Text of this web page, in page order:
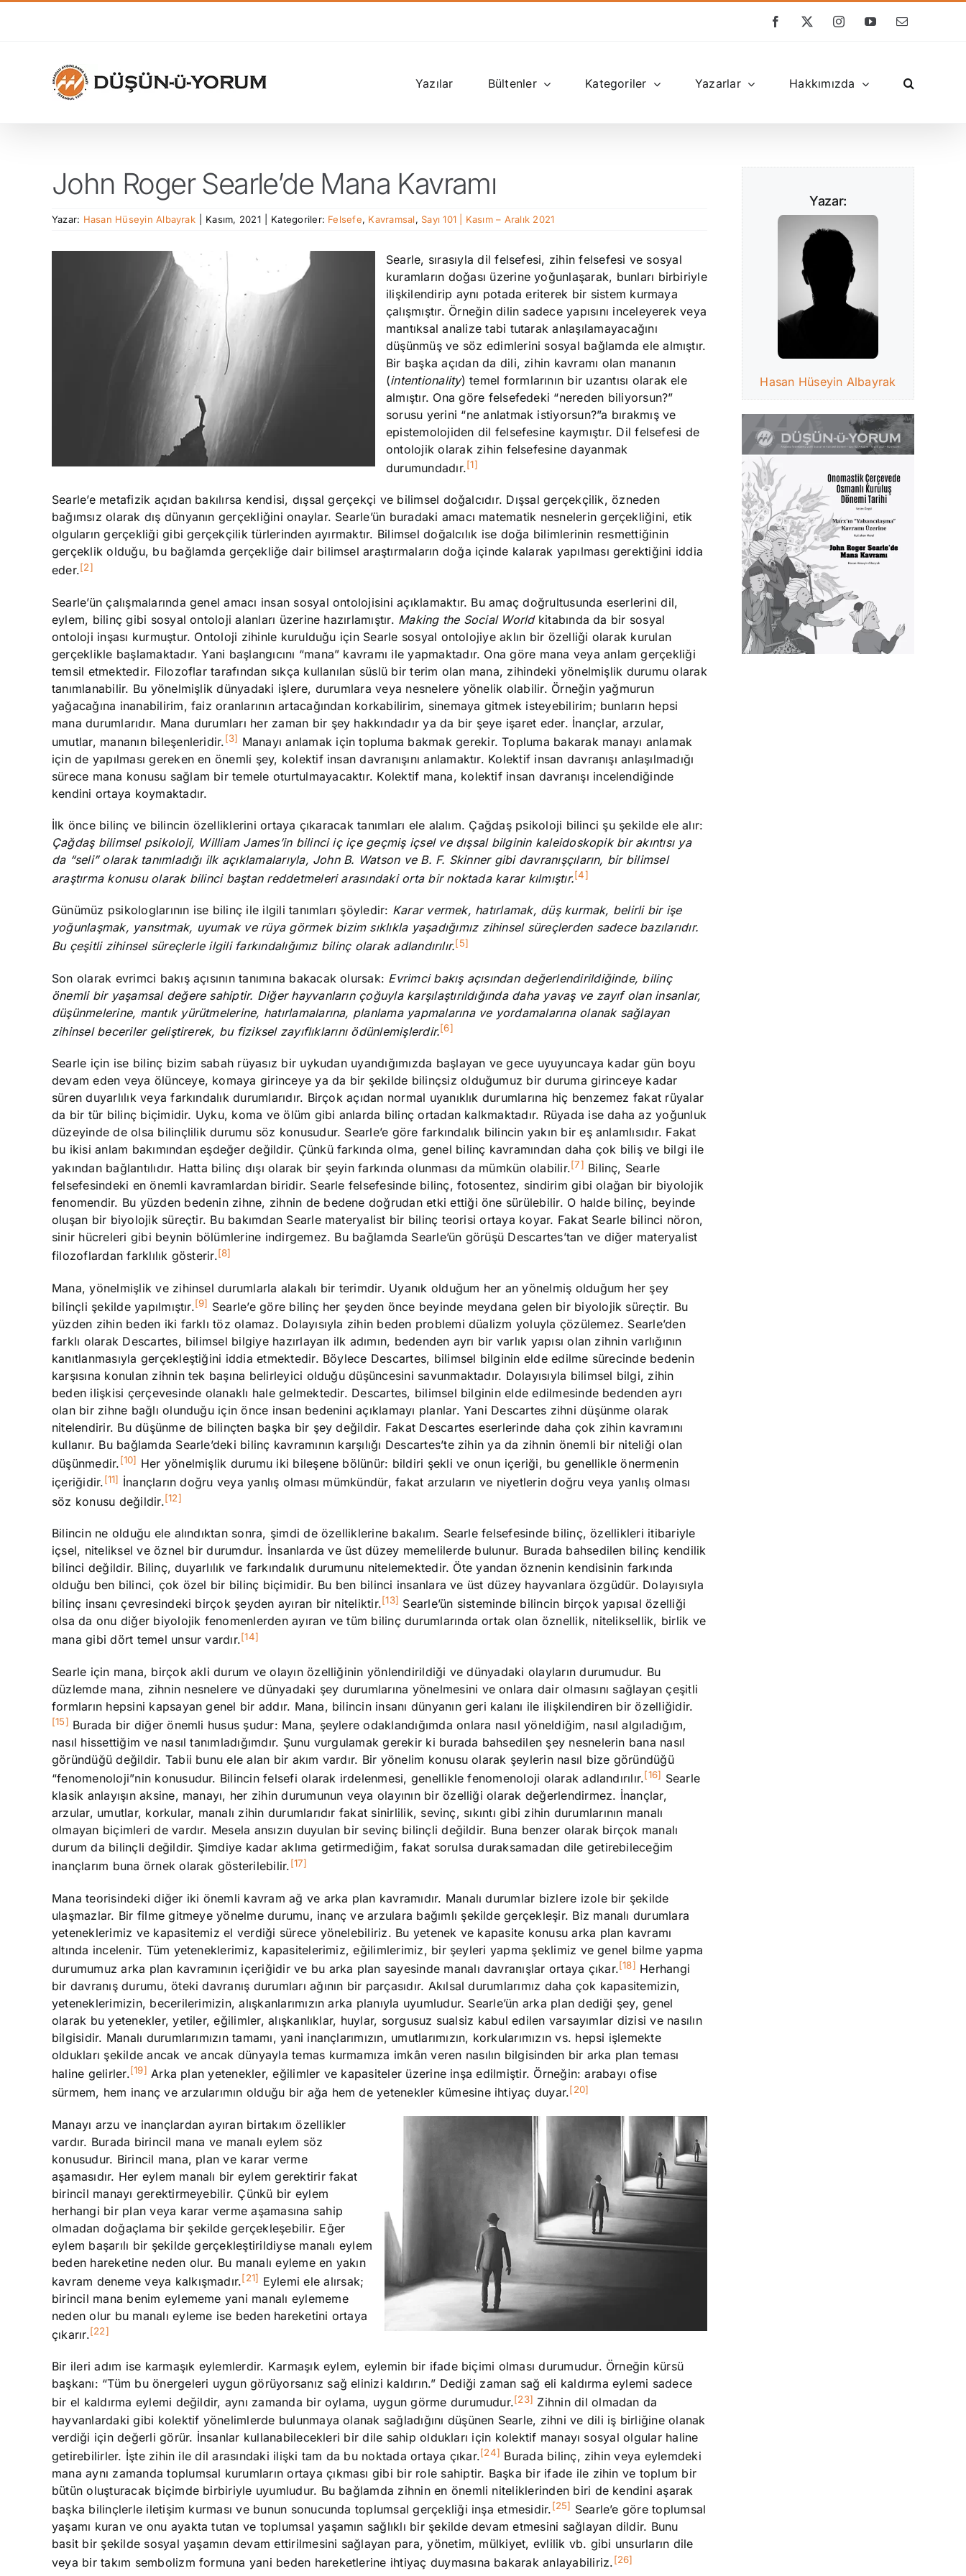
Facebook
X InstagramYouTube
E-
Yazılar Bültenler Kategoriler Yazarlar Hakkımızda
John Roger Searle’de Mana Kavramı
Yazar: Hasan Hüseyin Albayrak Kasım, 2021 Kategoriler: Felsefe, Kavramsal, Sayı 101 | Kasım – Aralık 2021
Searle, sırasıyla dil felsefesi, zihin felsefesi ve sosyal
kuramların doğası üzerine yoğunlaşarak, bunları birbiriyle
ilişkilendirip aynı potada eriterek bir sistem kurmaya
çalışmıştır. Örneğin dilin sadece yapısını inceleyerek veya
mantıksal analize tabi tutarak anlaşılamayacağını
düşünmüş ve söz edimlerini sosyal bağlamda ele almıştır.
Bir başka açıdan da dili, zihin kavramı olan mananın
(intentionality) temel formlarının bir uzantısı olarak ele
almıştır. Ona göre felsefedeki “nereden biliyorsun?”
sorusu yerini “ne anlatmak istiyorsun?”a bırakmış ve
epistemolojiden dil felsefesine kaymıştır. Dil felsefesi de
ontolojik olarak zihin felsefesine dayanmak
durumundadır.[1]
Searle’e metafizik açıdan bakılırsa kendisi, dışsal gerçekçi ve bilimsel doğalcıdır. Dışsal gerçekçilik, özneden
bağımsız olarak dış dünyanın gerçekliğini onaylar. Searle’ün buradaki amacı matematik nesnelerin gerçekliğini, etik
olguların gerçekliği gibi gerçekçilik türlerinden ayırmaktır. Bilimsel doğalcılık ise doğa bilimlerinin resmettiğinin
gerçeklik olduğu, bu bağlamda gerçekliğe dair bilimsel araştırmaların doğa içinde kalarak yapılması gerektiğini iddia
eder.[2]
Searle’ün çalışmalarında genel amacı insan sosyal ontolojisini açıklamaktır. Bu amaç doğrultusunda eserlerini dil,
eylem, bilinç gibi sosyal ontoloji alanları üzerine hazırlamıştır. Making the Social World kitabında da bir sosyal
ontoloji inşası kurmuştur. Ontoloji zihinle kurulduğu için Searle sosyal ontolojiye aklın bir özelliği olarak kurulan
gerçeklikle başlamaktadır. Yani başlangıcını “mana” kavramı ile yapmaktadır. Ona göre mana veya anlam gerçekliği
temsil etmektedir. Filozoflar tarafından sıkça kullanılan süslü bir terim olan mana, zihindeki yönelmişlik durumu olarak
tanımlanabilir. Bu yönelmişlik dünyadaki işlere, durumlara veya nesnelere yönelik olabilir. Örneğin yağmurun
yağacağına inanabilirim, faiz oranlarının artacağından korkabilirim, sinemaya gitmek isteyebilirim; bunların hepsi
mana durumlarıdır. Mana durumları her zaman bir şey hakkındadır ya da bir şeye işaret eder. İnançlar, arzular,
umutlar, mananın bileşenleridir.[3] Manayı anlamak için topluma bakmak gerekir. Topluma bakarak manayı anlamak
için de yapılması gereken en önemli şey, kolektif insan davranışını anlamaktır. Kolektif insan davranışı anlaşılmadığı
sürece mana konusu sağlam bir temele oturtulmayacaktır. Kolektif mana, kolektif insan davranışı incelendiğinde
kendini ortaya koymaktadır.
İlk önce bilinç ve bilincin özelliklerini ortaya çıkaracak tanımları ele alalım. Çağdaş psikoloji bilinci şu şekilde ele alır:
Çağdaş bilimsel psikoloji, William James’in bilinci iç içe geçmiş içsel ve dışsal bilginin kaleidoskopik bir akıntısı ya
da “seli” olarak tanımladığı ilk açıklamalarıyla, John B. Watson ve B. F. Skinner gibi davranışçıların, bir bilimsel
araştırma konusu olarak bilinci baştan reddetmeleri arasındaki orta bir noktada karar kılmıştır.[4]
Günümüz psikologlarının ise bilinç ile ilgili tanımları şöyledir: Karar vermek, hatırlamak, düş kurmak, belirli bir işe
yoğunlaşmak, yansıtmak, uyumak ve rüya görmek bizim sıklıkla yaşadığımız zihinsel süreçlerden sadece bazılarıdır.
Bu çeşitli zihinsel süreçlerle ilgili farkındalığımız bilinç olarak adlandırılır.[5]
Son olarak evrimci bakış açısının tanımına bakacak olursak: Evrimci bakış açısından değerlendirildiğinde, bilinç
önemli bir yaşamsal değere sahiptir. Diğer hayvanların çoğuyla karşılaştırıldığında daha yavaş ve zayıf olan insanlar,
düşünmelerine, mantık yürütmelerine, hatırlamalarına, planlama yapmalarına ve yordamalarına olanak sağlayan
zihinsel beceriler geliştirerek, bu fiziksel zayıflıklarını ödünlemişlerdir.[6]
Searle için ise bilinç bizim sabah rüyasız bir uykudan uyandığımızda başlayan ve gece uyuyuncaya kadar gün boyu
devam eden veya ölünceye, komaya girinceye ya da bir şekilde bilinçsiz olduğumuz bir duruma girinceye kadar
süren duyarlılık veya farkındalık durumlarıdır. Birçok açıdan normal uyanıklık durumlarına hiç benzemez fakat rüyalar
da bir tür bilinç biçimidir. Uyku, koma ve ölüm gibi anlarda bilinç ortadan kalkmaktadır. Rüyada ise daha az yoğunluk
düzeyinde de olsa bilinçlilik durumu söz konusudur. Searle’e göre farkındalık bilincin yakın bir eş anlamlısıdır. Fakat
bu ikisi anlam bakımından eşdeğer değildir. Çünkü farkında olma, genel bilinç kavramından daha çok biliş ve bilgi ile
yakından bağlantılıdır. Hatta bilinç dışı olarak bir şeyin farkında olunması da mümkün olabilir.[7] Bilinç, Searle
felsefesindeki en önemli kavramlardan biridir. Searle felsefesinde bilinç, fotosentez, sindirim gibi olağan bir biyolojik
fenomendir. Bu yüzden bedenin zihne, zihnin de bedene doğrudan etki ettiği öne sürülebilir. O halde bilinç, beyinde
oluşan bir biyolojik süreçtir. Bu bakımdan Searle materyalist bir bilinç teorisi ortaya koyar. Fakat Searle bilinci nöron,
sinir hücreleri gibi beynin bölümlerine indirgemez. Bu bağlamda Searle’ün görüşü Descartes’tan ve diğer materyalist
filozoflardan farklılık gösterir.[8]
Mana, yönelmişlik ve zihinsel durumlarla alakalı bir terimdir. Uyanık olduğum her an yönelmiş olduğum her şey
bilinçli şekilde yapılmıştır.[9] Searle’e göre bilinç her şeyden önce beyinde meydana gelen bir biyolojik süreçtir. Bu
yüzden zihin beden iki farklı töz olamaz. Dolayısıyla zihin beden problemi düalizm yoluyla çözülemez. Searle’den
farklı olarak Descartes, bilimsel bilgiye hazırlayan ilk adımın, bedenden ayrı bir varlık yapısı olan zihnin varlığının
kanıtlanmasıyla gerçekleştiğini iddia etmektedir. Böylece Descartes, bilimsel bilginin elde edilme sürecinde bedenin
karşısına konulan zihnin tek başına belirleyici olduğu düşüncesini savunmaktadır. Dolayısıyla bilimsel bilgi, zihin
beden ilişkisi çerçevesinde olanaklı hale gelmektedir. Descartes, bilimsel bilginin elde edilmesinde bedenden ayrı
olan bir zihne bağlı olunduğu için önce insan bedenini açıklamayı planlar. Yani Descartes zihni düşünme olarak
nitelendirir. Bu düşünme de bilinçten başka bir şey değildir. Fakat Descartes eserlerinde daha çok zihin kavramını
kullanır. Bu bağlamda Searle’deki bilinç kavramının karşılığı Descartes’te zihin ya da zihnin önemli bir niteliği olan
düşünmedir.[10] Her yönelmişlik durumu iki bileşene bölünür: bildiri şekli ve onun içeriği, bu genellikle önermenin
içeriğidir.[11] İnançların doğru veya yanlış olması mümkündür, fakat arzuların ve niyetlerin doğru veya yanlış olması
söz konusu değildir.[12]
Bilincin ne olduğu ele alındıktan sonra, şimdi de özelliklerine bakalım. Searle felsefesinde bilinç, özellikleri itibariyle
içsel, niteliksel ve öznel bir durumdur. İnsanlarda ve üst düzey memelilerde bulunur. Burada bahsedilen bilinç kendilik
bilinci değildir. Bilinç, duyarlılık ve farkındalık durumunu nitelemektedir. Öte yandan öznenin kendisinin farkında
olduğu ben bilinci, çok özel bir bilinç biçimidir. Bu ben bilinci insanlara ve üst düzey hayvanlara özgüdür. Dolayısıyla
bilinç insanı çevresindeki birçok şeyden ayıran bir niteliktir.[13] Searle’ün sisteminde bilincin birçok yapısal özelliği
olsa da onu diğer biyolojik fenomenlerden ayıran ve tüm bilinç durumlarında ortak olan öznellik, niteliksellik, birlik ve
mana gibi dört temel unsur vardır.[14]
Searle için mana, birçok akli durum ve olayın özelliğinin yönlendirildiği ve dünyadaki olayların durumudur. Bu
düzlemde mana, zihnin nesnelere ve dünyadaki şey durumlarına yönelmesini ve onlara dair olmasını sağlayan çeşitli
formların hepsini kapsayan genel bir addır. Mana, bilincin insanı dünyanın geri kalanı ile ilişkilendiren bir özelliğidir.
[15] Burada bir diğer önemli husus şudur: Mana, şeylere odaklandığımda onlara nasıl yöneldiğim, nasıl algıladığım,
nasıl hissettiğim ve nasıl tanımladığımdır. Şunu vurgulamak gerekir ki burada bahsedilen şey nesnelerin bana nasıl
göründüğü değildir. Tabii bunu ele alan bir akım vardır. Bir yönelim konusu olarak şeylerin nasıl bize göründüğü
“fenomenoloji”nin konusudur. Bilincin felsefi olarak irdelenmesi, genellikle fenomenoloji olarak adlandırılır.[16] Searle
klasik anlayışın aksine, manayı, her zihin durumunun veya olayının bir özelliği olarak değerlendirmez. İnançlar,
arzular, umutlar, korkular, manalı zihin durumlarıdır fakat sinirlilik, sevinç, sıkıntı gibi zihin durumlarının manalı
olmayan biçimleri de vardır. Mesela ansızın duyulan bir sevinç bilinçli değildir. Buna benzer olarak birçok manalı
durum da bilinçli değildir. Şimdiye kadar aklıma getirmediğim, fakat sorulsa duraksamadan dile getirebileceğim
inançlarım buna örnek olarak gösterilebilir.[17]
Mana teorisindeki diğer iki önemli kavram ağ ve arka plan kavramıdır. Manalı durumlar bizlere izole bir şekilde
ulaşmazlar. Bir filme gitmeye yönelme durumu, inanç ve arzulara bağımlı şekilde gerçekleşir. Biz manalı durumlara
yeteneklerimiz ve kapasitemiz el verdiği sürece yönelebiliriz. Bu yetenek ve kapasite konusu arka plan kavramı
altında incelenir. Tüm yeteneklerimiz, kapasitelerimiz, eğilimlerimiz, bir şeyleri yapma şeklimiz ve genel bilme yapma
durumumuz arka plan kavramının içeriğidir ve bu arka plan sayesinde manalı davranışlar ortaya çıkar.[18] Herhangi
bir davranış durumu, öteki davranış durumları ağının bir parçasıdır. Akılsal durumlarımız daha çok kapasitemizin,
yeteneklerimizin, becerilerimizin, alışkanlarımızın arka planıyla uyumludur. Searle’ün arka plan dediği şey, genel
olarak bu yetenekler, yetiler, eğilimler, alışkanlıklar, huylar, sorgusuz sualsiz kabul edilen varsayımlar dizisi ve nasılın
bilgisidir. Manalı durumlarımızın tamamı, yani inançlarımızın, umutlarımızın, korkularımızın vs. hepsi işlemekte
oldukları şekilde ancak ve ancak dünyayla temas kurmamıza imkân veren nasılın bilgisinden bir arka plan teması
haline gelirler.[19] Arka plan yetenekler, eğilimler ve kapasiteler üzerine inşa edilmiştir. Örneğin: arabayı ofise
sürmem, hem inanç ve arzularımın olduğu bir ağa hem de yetenekler kümesine ihtiyaç duyar.[20]
Manayı arzu ve inançlardan ayıran birtakım özellikler
vardır. Burada birincil mana ve manalı eylem söz
konusudur. Birincil mana, plan ve karar verme
aşamasıdır. Her eylem manalı bir eylem gerektirir fakat
birincil manayı gerektirmeyebilir. Çünkü bir eylem
herhangi bir plan veya karar verme aşamasına sahip
olmadan doğaçlama bir şekilde gerçekleşebilir. Eğer
eylem başarılı bir şekilde gerçekleştirildiyse manalı eylem
beden hareketine neden olur. Bu manalı eyleme en yakın
kavram deneme veya kalkışmadır.[21] Eylemi ele alırsak;
birincil mana benim eylememe yani manalı eylememe
neden olur bu manalı eyleme ise beden hareketini ortaya
çıkarır.[22]
Bir ileri adım ise karmaşık eylemlerdir. Karmaşık eylem, eylemin bir ifade biçimi olması durumudur. Örneğin kürsü
başkanı: “Tüm bu önergeleri uygun görüyorsanız sağ elinizi kaldırın.” Dediği zaman sağ eli kaldırma eylemi sadece
bir el kaldırma eylemi değildir, aynı zamanda bir oylama, uygun görme durumudur.[23] Zihnin dil olmadan da
hayvanlardaki gibi kolektif yönelimlerde bulunmaya olanak sağladığını düşünen Searle, zihni ve dili iş birliğine olanak
verdiği için değerli görür. İnsanlar kullanabilecekleri bir dile sahip oldukları için kolektif manayı sosyal olgular haline
getirebilirler. İşte zihin ile dil arasındaki ilişki tam da bu noktada ortaya çıkar.[24] Burada bilinç, zihin veya eylemdeki
mana aynı zamanda toplumsal kurumların ortaya çıkması gibi bir role sahiptir. Başka bir ifade ile zihin ve toplum bir
bütün oluşturacak biçimde birbiriyle uyumludur. Bu bağlamda zihnin en önemli niteliklerinden biri de kendini aşarak
başka bilinçlerle iletişim kurması ve bunun sonucunda toplumsal gerçekliği inşa etmesidir.[25] Searle’e göre toplumsal
yaşamı kuran ve onu ayakta tutan ve toplumsal yaşamın sağlıklı bir şekilde devam etmesini sağlayan dildir. Bunu
basit bir şekilde sosyal yaşamın devam ettirilmesini sağlayan para, yönetim, mülkiyet, evlilik vb. gibi unsurların dile
veya bir takım sembolizm formuna yani beden hareketlerine ihtiyaç duymasına bakarak anlayabiliriz.[26]
Yazar:
Hasan Hüseyin Albayrak